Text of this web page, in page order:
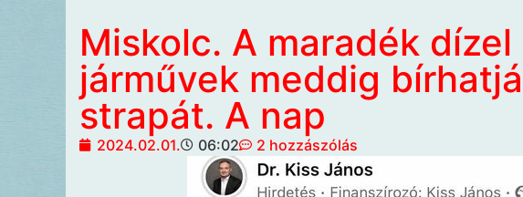
Miskolc. A maradék dízel
járművek meddig
strapát. A nap
2024.02.01. 06:02 2 hozzászólás